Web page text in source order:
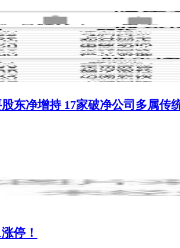
东净增持 17家破净公司多属传
停！